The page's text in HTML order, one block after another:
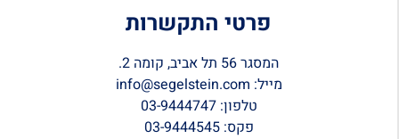
פרטי התקשרות
המסגר 56 תל אביב, קומה 2.
מייל: info@segelstein.com
טלפון: 03-9444747
פקס: 03-9444545